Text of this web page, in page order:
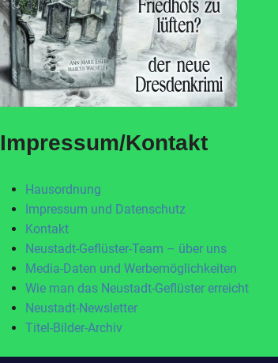
Impressum/Kontakt
Hausordnung
Impressum und Datenschutz
Kontakt
Neustadt-Geflüster-Team – über uns
Media-Daten und Werbemöglichkeiten
Wie man das Neustadt-Geflüster erreicht
Neustadt-Newsletter
Titel-Bilder-Archiv